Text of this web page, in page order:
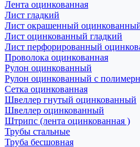
Лента оцинкованная
Лист гладкий
Лист окрашенный
Лист оцинкованный гладкий
Лист перфорированный
Проволока оцинкованная
Рулон оцинкованный
Рулон оцинкованный с
Сетка оцинкованная
Швеллер гнутый оцинкованный
Швеллер оцинкованный
Штрипс (лента оцинкованная )
Трубы стальные
Труба бесшовная